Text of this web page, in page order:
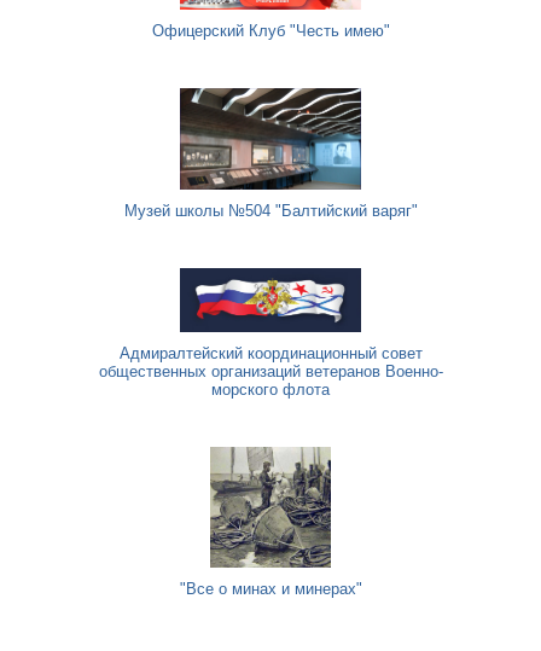
Офицерский Клуб "Честь имею"
Музей школы №504 "Балтийский варяг"
Адмиралтейский координационный совет
общественных организаций ветеранов Военно-
морского флота
"Все о минах и минерах"